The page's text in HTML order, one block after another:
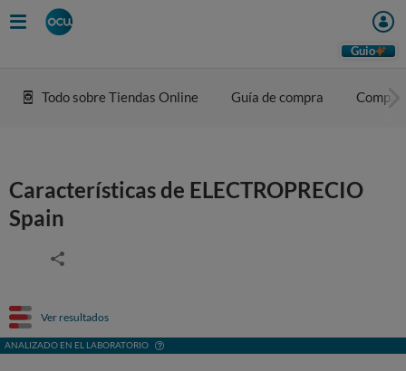
Guio
Todo sobre Tiendas Online Guía de compra
Características de ELECTROPRECIO
Spain
Ver resultados
ANALIZADO EN EL LABORATORIO